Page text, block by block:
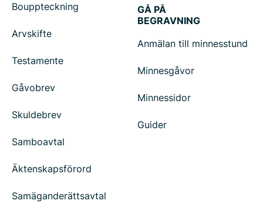
Bouppteckning
Arvskifte
Testamente
Gåvobrev
Skuldebrev
Samboavtal
Äktenskapsförord
Samäganderättsavtal
GÅ PÅ
BEGRAVNING
Anmälan till minnesstund
Minnesgåvor
Minnessidor
Guider